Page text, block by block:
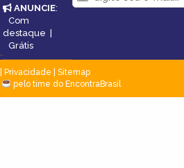
ANUNCIE:
Com
destaque
Grátis
Privacidade
Sitemap
pelo time do EncontraBrasil